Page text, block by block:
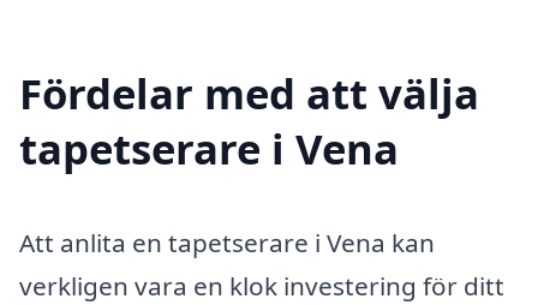
Fördelar med att välja
tapetserare i Vena
Att anlita en tapetserare i Vena kan
verkligen vara en klok investering för ditt